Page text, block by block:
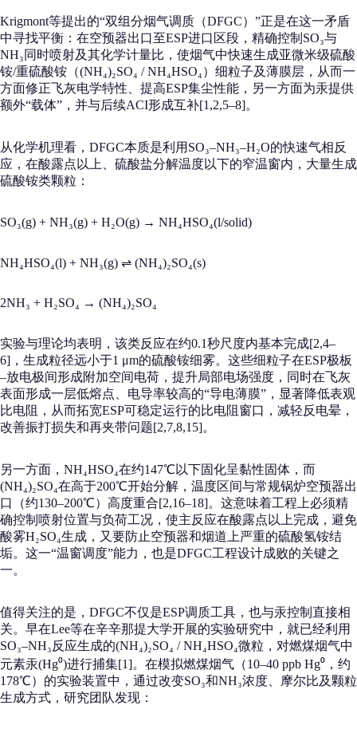
Krigmont等提出的“双组分烟气调质（DFGC）”正是在这一矛盾
中寻找平衡：在空预器出口至ESP进口区段，精确控制SO₃与
NH₃同时喷射及其化学计量比，使烟气中快速生成亚微米级硫酸
铵/重硫酸铵（(NH₄)₂SO₄ / NH₄HSO₄）细粒子及薄膜层，从而一
方面修正飞灰电学特性、提高ESP集尘性能，另一方面为汞提供
额外“载体”，并与后续ACI形成互补[1,2,5–8]。
从化学机理看，DFGC本质是利用SO₃–NH₃–H₂O的快速气相反
应，在酸露点以上、硫酸盐分解温度以下的窄温窗内，大量生成
硫酸铵类颗粒：
SO₃(g) + NH₃(g) + H₂O(g) → NH₄HSO₄(l/solid)
NH₄HSO₄(l) + NH₃(g) ⇌ (NH₄)₂SO₄(s)
2NH₃ + H₂SO₄ → (NH₄)₂SO₄
实验与理论均表明，该类反应在约0.1秒尺度内基本完成[2,4–
6]，生成粒径远小于1 μm的硫酸铵细雾。这些细粒子在ESP极板
–放电极间形成附加空间电荷，提升局部电场强度，同时在飞灰
表面形成一层低熔点、电导率较高的“导电薄膜”，显著降低表观
比电阻，从而拓宽ESP可稳定运行的比电阻窗口，减轻反电晕，
改善振打损失和再夹带问题[2,7,8,15]。
另一方面，NH₄HSO₄在约147℃以下固化呈黏性固体，而
(NH₄)₂SO₄在高于200℃开始分解，温度区间与常规锅炉空预器出
口（约130–200℃）高度重合[2,16–18]。这意味着工程上必须精
确控制喷射位置与负荷工况，使主反应在酸露点以上完成，避免
酸雾H₂SO₄生成，又要防止空预器和烟道上严重的硫酸氢铵结
垢。这一“温窗调度”能力，也是DFGC工程设计成败的关键之
一。
值得关注的是，DFGC不仅是ESP调质工具，也与汞控制直接相
关。早在Lee等在辛辛那提大学开展的实验研究中，就已经利用
SO₃–NH₃反应生成的(NH₄)₂SO₄ / NH₄HSO₄微粒，对燃煤烟气中
元素汞(Hg⁰)进行捕集[1]。在模拟燃煤烟气（10–40 ppb Hg⁰，约
178℃）的实验装置中，通过改变SO₃和NH₃浓度、摩尔比及颗粒
生成方式，研究团队发现：